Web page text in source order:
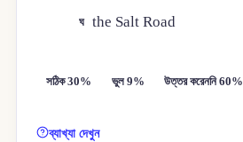
ঘ the Salt Road
সঠিক 30% ভুল 9% উত্তর করেননি 60%
ব্যাখ্যা দেখুন